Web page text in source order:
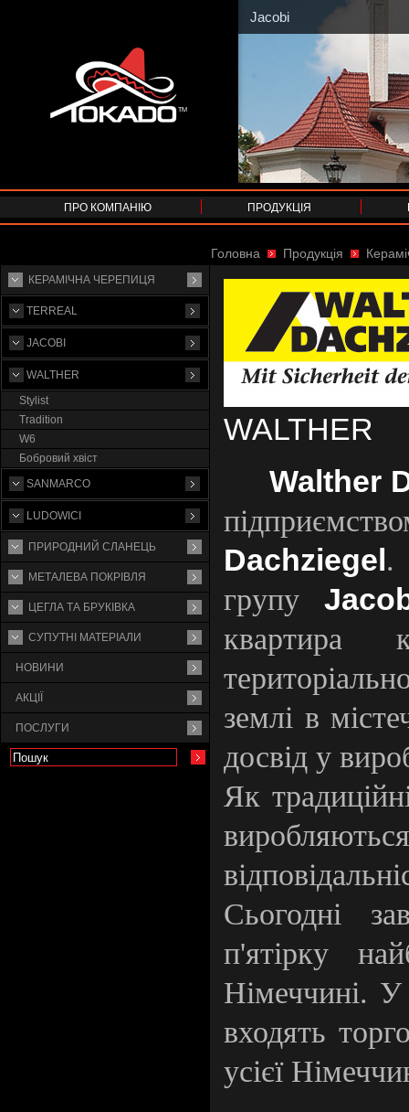
Jacobi
ПРО КОМПАНІЮ ПРОДУКЦІЯ
КЕРАМІЧНА ЧЕРЕПИЦЯ
TERREAL
JACOBI
WALTHER
Stylist
Tradition
W6
Бобровий хвіст
SANMARCO
LUDOWICI
ПРИРОДНИЙ СЛАНЕЦЬ
МЕТАЛЕВА ПОКРІВЛЯ
ЦЕГЛА ТА БРУКІВКА
СУПУТНI МАТЕРIАЛИ
НОВИНИ
АКЦІЇ
ПОСЛУГИ
WALTHER
Walther
Dachzіegel.
групу
квартира
землі в
досвід у
Як
Сьогодні
п'ятірку
Німеччині. У
входять
усієї
Головна Продукція